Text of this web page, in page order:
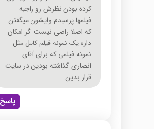
کرده بودن نظرش رو راجبه
فیلمها پرسیدم وایشون میگفتن
که اصلا راضی نیست اگر امکان
داره یک نمونه فیلم کامل مثل
نمونه فیلمی که برای آقای
انصاری گذاشته بودین در سایت
قرار بدین
پاسخ